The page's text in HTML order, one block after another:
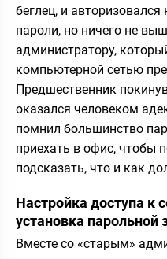
беглец, и
пароли, но ничего не
администратору,
компьютерной сетью
Предшественник
оказался человеком
помнил большинство
приехать в офис, чтобы
подсказать, что и как
Настройка доступа к
установка
Вместе со «старым»